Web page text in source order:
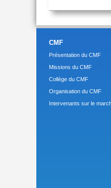
CMF
Présentation du CMF
Missions du CMF
Collège du CMF
Organisation du CMF
Intervenants sur le